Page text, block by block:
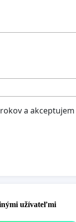
a akceptujem
užívateľmi